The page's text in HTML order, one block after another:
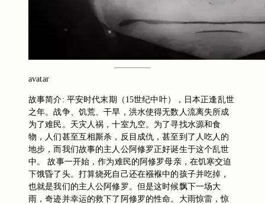
avatar
故事简介: 平安时代末期（15世纪中叶），日本正逢乱世
之年。战争、饥荒、干旱，洪水使得无数人流离失所成
为了难民。天灾人祸，十室九空。为了寻找水源和食
物，人们甚至互相厮杀，反目成仇，甚至到了人吃人的
地步，而我们故事的主人公阿修罗正好诞生于这个乱世
中。 故事一开始，作为难民的阿修罗母亲，在饥寒交迫
下饿昏了头。打算烧死自己还在襁褓中的孩子并吃掉，
也就是我们的主人公阿修罗。但是这时候飘下一场大
雨，奇迹并幸运的救下了阿修罗的性命。大雨惊雷，惊